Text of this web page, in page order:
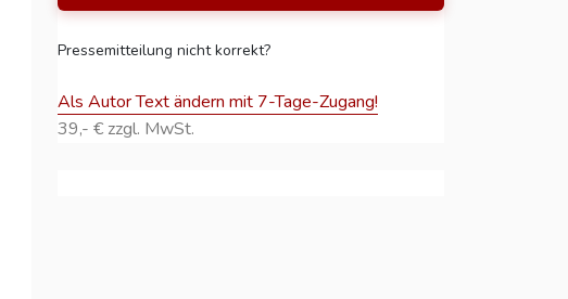
Pressemitteilung nicht korrekt?
Als Autor Text ändern mit 7-Tage-Zugang!
39,- € zzgl. MwSt.